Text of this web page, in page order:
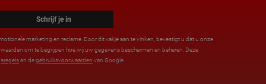
Schrijf je in
marketing en reclame. Door dit vakje aan te vinken, bevestigt u dat u onze
om te begrijpen hoe wij uw gegevens beschermen en beheren. Deze
en degebruiksvoorwaarden van Google.